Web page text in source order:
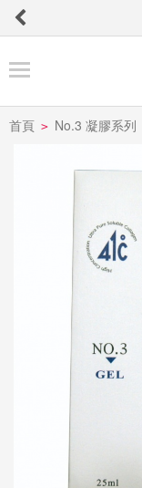
品
窗
首頁 > No.3 凝膠系列